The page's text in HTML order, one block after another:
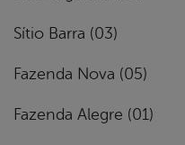
Sítio Barra (03)
Fazenda Nova (05)
Fazenda Alegre (01)